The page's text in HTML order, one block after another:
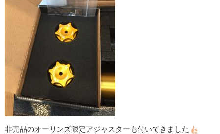
非売品のオーリンズ限定アジャスターも付いてきました